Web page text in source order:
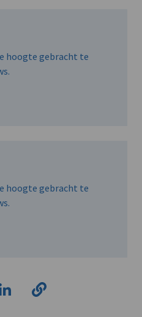
hoogte gebracht te
hoogte gebracht te